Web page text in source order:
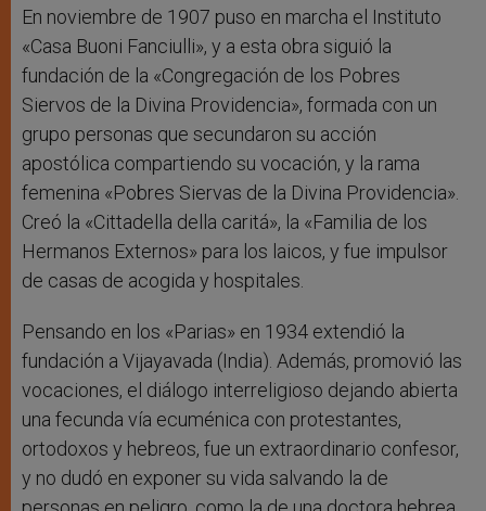
En noviembre de 1907 puso en marcha el Instituto
«Casa Buoni Fanciulli», y a esta obra siguió la
fundación de la «Congregación de los Pobres
Siervos de la Divina Providencia», formada con un
grupo personas que secundaron su acción
apostólica compartiendo su vocación, y la rama
femenina «Pobres Siervas de la Divina Providencia».
Creó la «Cittadella della caritá», la «Familia de los
Hermanos Externos» para los laicos, y fue impulsor
de casas de acogida y hospitales.
Pensando en los «Parias» en 1934 extendió la
fundación a Vijayavada (India). Además, promovió las
vocaciones, el diálogo interreligioso dejando abierta
una fecunda vía ecuménica con protestantes,
ortodoxos y hebreos, fue un extraordinario confesor,
y no dudó en exponer su vida salvando la de